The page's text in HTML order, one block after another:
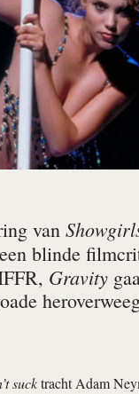
van
blinde
Gravity
sucktracht Adam